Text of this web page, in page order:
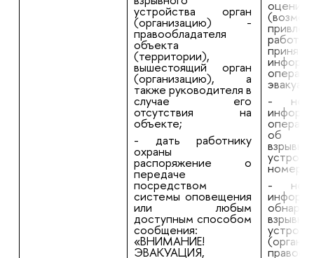
устройства орган
(организацию) -
правообладателя
объекта
(территории),
вышестоящий орган
(организацию), а
также руководителя в
случае его
отсутствия на
объекте;
- дать работнику
охраны
распоряжение о
передаче
посредством
системы оповещения
или любым
доступным способом
сообщения:
«ВНИМАНИЕ!
ЭВАКУАЦИЯ,
-
об
номеру
-